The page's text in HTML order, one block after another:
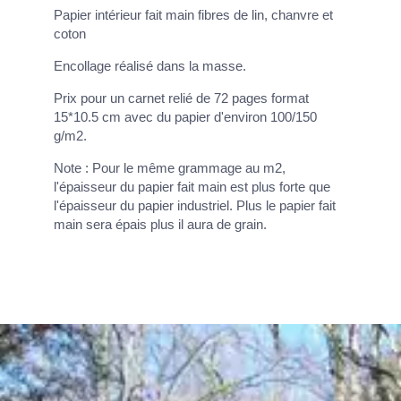
Papier intérieur fait main fibres de lin, chanvre et
coton
Encollage réalisé dans la masse.
Prix pour un carnet relié de 72 pages format
15*10.5 cm avec du papier d'environ 100/150
g/m2.
Note : Pour le même grammage au m2,
l'épaisseur du papier fait main est plus forte que
l'épaisseur du papier industriel. Plus le papier fait
main sera épais plus il aura de grain.